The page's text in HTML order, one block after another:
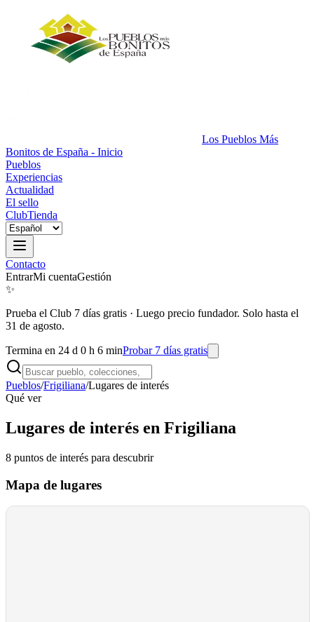
Los Pueblos Más
Bonitos de España - Inicio
Pueblos
Experiencias
Actualidad
El sello
ClubTienda
Contacto
EntrarMi cuentaGestión
✨
Prueba el Club 7 días gratis · Luego precio fundador. Solo hasta el
31 de agosto.
Termina en 24 d 0 h 6 minProbar 7 días gratis
Pueblos/Frigiliana/Lugares de interés
Qué ver
Lugares de interés en Frigiliana
8 puntos de interés para descubrir
Mapa de lugares